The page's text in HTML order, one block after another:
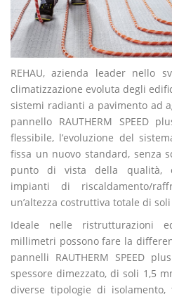
REHAU, azienda leader nello
climatizzazione evoluta degli
sistemi radianti a pavimento ad
pannello RAUTHERM SPEED
flessibile, l’evoluzione del
fissa un nuovo standard, senza
punto di vista della qualità,
impianti di riscaldamento/
un’altezza costruttiva totale di
Ideale nelle ristrutturazioni
millimetri possono fare la
pannelli RAUTHERM SPEED
spessore dimezzato, di soli 1,5
diverse tipologie di